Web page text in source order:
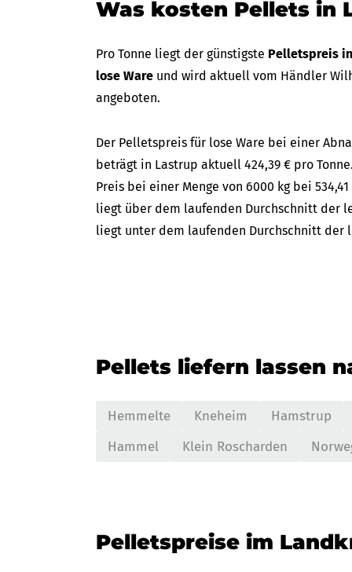
Was kosten Pellets in
Pro Tonne liegt der günstigste Pelletspreis
lose Ware und wird aktuell vom Händler
angeboten.
Der Pelletspreis für lose Ware bei einer
beträgt in Lastrup aktuell 424,39 € pro
Preis bei einer Menge von 6000 kg bei
liegt über dem laufenden Durchschnitt der
liegt unter dem laufenden Durchschnitt der
Pellets liefern lassen
Hemmelte Kneheim
Hamstrup
Hammel
Klein Roscharden
Pelletspreise im